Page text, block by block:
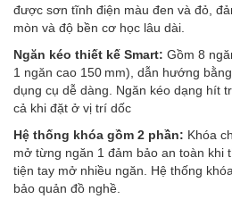
được sơn tĩnh điện màu đen và đỏ,
mòn và độ bền cơ học lâu dài.
Ngăn kéo thiết kế Smart: Gồm 8
1 ngăn cao 150 mm), dẫn hướng
dụng cụ dễ dàng. Ngăn kéo dạng hít
cả khi đặt ở vị trí dốc
Hệ thống khóa gồm 2 phần: Khóa
mở từng ngăn 1 đảm bảo an toàn khi
tiện tay mở nhiều ngăn. Hệ thống
bảo quản đồ nghề.